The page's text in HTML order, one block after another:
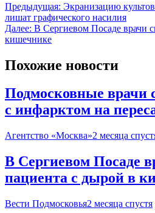
Предыдущая: Экранизацию
лишат графического насилия
Далее: В Сергиевом Посаде врачи
кишечнике
Похожие новости
Подмосковные врачи
с инфарктом на
Агентство «Москва»2 месяца
В Сергиевом Посаде
пациента с дырой в
Вести Подмосковья2 месяца спустя